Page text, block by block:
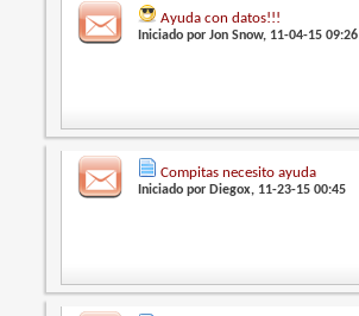
Ayuda con datos!!!
Iniciado porJon Snow, 11-04-15 09:26
Compitas necesito ayuda
Iniciado porDiegox, 11-23-15 00:45